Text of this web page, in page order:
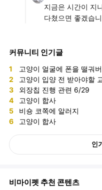
지금은 시간이 지
다쳤으면 좋겠습
커뮤니티 인기글
1 고양이 얼굴에 폰을 떨궈
2 고양이 입양 전 받아야할
3 외장칩 진행 관련 6/29
4 고양이 합사
5 비숑 코쪽에 알러지
6 고양이 합사
인
비마이펫 추천 콘텐츠